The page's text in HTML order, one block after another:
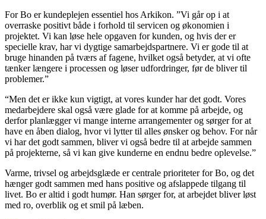
For Bo er kundeplejen essentiel hos Arkikon. ”Vi går op i at
overraske positivt både i forhold til servicen og økonomien i
projektet. Vi kan løse hele opgaven for kunden, og hvis der er
specielle krav, har vi dygtige samarbejdspartnere. Vi er gode til at
bruge hinanden på tværs af fagene, hvilket også betyder, at vi ofte
tænker længere i processen og løser udfordringer, før de bliver til
problemer.”
“Men det er ikke kun vigtigt, at vores kunder har det godt. Vores
medarbejdere skal også være glade for at komme på arbejde, og
derfor planlægger vi mange interne arrangementer og sørger for at
have en åben dialog, hvor vi lytter til alles ønsker og behov. For når
vi har det godt sammen, bliver vi også bedre til at arbejde sammen
på projekterne, så vi kan give kunderne en endnu bedre oplevelse.”
Varme, trivsel og arbejdsglæde er centrale prioriteter for Bo, og det
hænger godt sammen med hans positive og afslappede tilgang til
livet. Bo er altid i godt humør. Han sørger for, at arbejdet bliver løst
med ro, overblik og et smil på læben.